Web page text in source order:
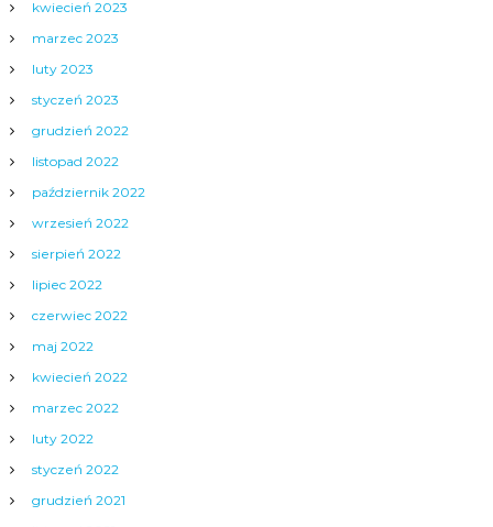
kwiecień 2023
marzec 2023
luty 2023
styczeń 2023
grudzień 2022
listopad 2022
październik 2022
wrzesień 2022
sierpień 2022
lipiec 2022
czerwiec 2022
maj 2022
kwiecień 2022
marzec 2022
luty 2022
styczeń 2022
grudzień 2021